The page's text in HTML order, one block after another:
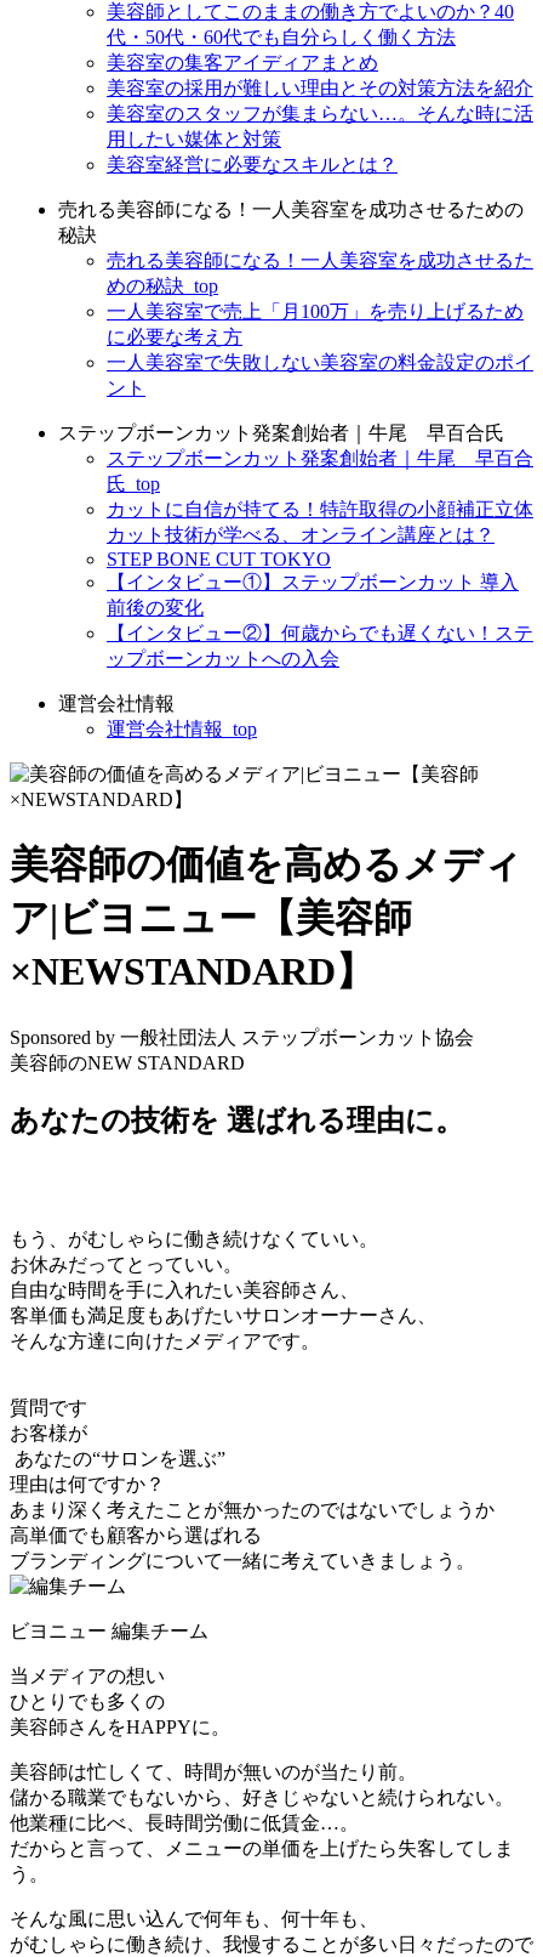
美容師としてこのままの働き方でよいのか？40
代・50代・60代でも自分らしく働く方法
美容室の集客アイディアまとめ
美容室の採用が難しい理由とその対策方法を紹介
美容室のスタッフが集まらない…。そんな時に活
用したい媒体と対策
美容室経営に必要なスキルとは？
売れる美容師になる！一人美容室を成功させるための
秘訣
売れる美容師になる！一人美容室を成功させるた
めの秘訣_top
一人美容室で売上「月100万」を売り上げるため
に必要な考え方
一人美容室で失敗しない美容室の料金設定のポイ
ント
ステップボーンカット発案創始者｜牛尾 早百合氏
ステップボーンカット発案創始者｜牛尾 早百合
氏_top
カットに自信が持てる！特許取得の小顔補正立体
カット技術が学べる、オンライン講座とは？
STEP BONE CUT TOKYO
【インタビュー①】ステップボーンカット 導入
前後の変化
【インタビュー②】何歳からでも遅くない！ステ
ップボーンカットへの入会
運営会社情報
運営会社情報_top
美容師の価値を高めるメディ
ア|ビヨニュー【美容師
×NEWSTANDARD】
Sponsored by 一般社団法人 ステップボーンカット協会
美容師のNEW STANDARD
あなたの技術を 選ばれる理由に。
もう、がむしゃらに働き続けなくていい。
お休みだってとっていい。
自由な時間を手に入れたい美容師さん、
客単価も満足度もあげたいサロンオーナーさん、
そんな方達に向けたメディアです。
質問です
お客様が
あなたの“サロンを選ぶ”
理由は何ですか？
あまり深く考えたことが無かったのではないでしょうか
高単価でも顧客から選ばれる
ブランディングについて⼀緒に考えていきましょう。
ビヨニュー 編集チーム
当メディアの想い
ひとりでも多くの
美容師さんをHAPPYに。
美容師は忙しくて、時間が無いのが当たり前。
儲かる職業でもないから、好きじゃないと続けられない。
他業種に比べ、長時間労働に低賃金…。
だからと言って、メニューの単価を上げたら失客してしま
う。
そんな風に思い込んで何年も、何十年も、
がむしゃらに働き続け、我慢することが多い日々だったので